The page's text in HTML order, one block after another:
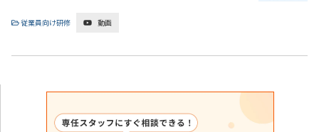
動画
従業員向け研修